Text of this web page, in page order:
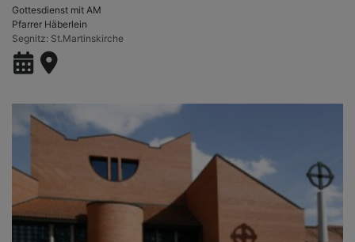
Gottesdienst mit AM
Pfarrer Häberlein
Segnitz St.Martinskirche